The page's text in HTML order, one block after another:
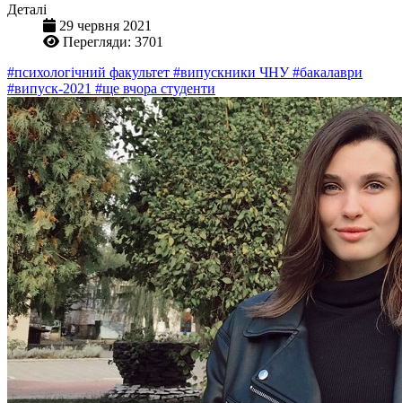
Деталі
29 червня 2021
Перегляди: 3701
#психологічний факультет #випускники ЧНУ#бакалаври
#випуск-2021 #ще вчора студенти